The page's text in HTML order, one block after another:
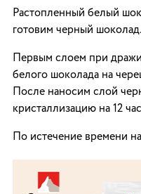
Растопленный белый
готовим черный шоколад.
Первым слоем при
белого шоколада на
После наносим слой
кристаллизацию на 12
По истечение времени